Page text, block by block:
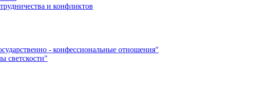
и конфликтов
- конфессиональные отношения"
светскости"